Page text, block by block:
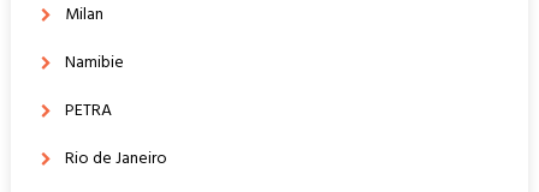
Milan
Namibie
PETRA
Rio de Janeiro